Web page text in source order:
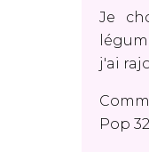
Je
j'ai
Pop